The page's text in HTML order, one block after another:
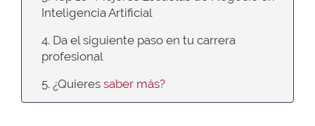
Inteligencia Artificial
4. Da el siguiente paso en tu carrera
profesional
5. ¿Quieres saber más?